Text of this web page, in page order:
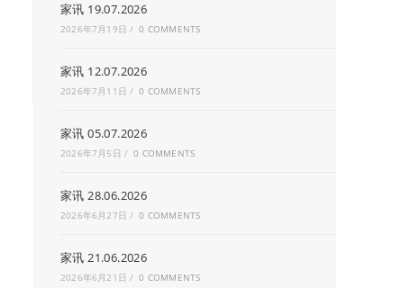
家讯 19.07.2026
2026年7月19日 / 0 COMMENTS
家讯 12.07.2026
2026年7月11日 / 0 COMMENTS
家讯 05.07.2026
2026年7月5日 / 0 COMMENTS
家讯 28.06.2026
2026年6月27日 / 0 COMMENTS
家讯 21.06.2026
2026年6月21日 / 0 COMMENTS